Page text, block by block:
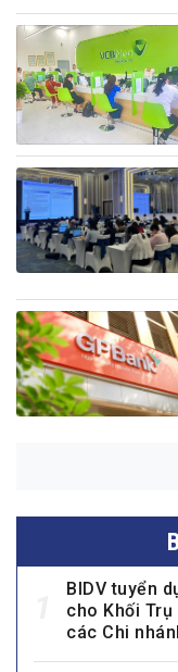
BIDV tuyển
cho Khối
các Chi